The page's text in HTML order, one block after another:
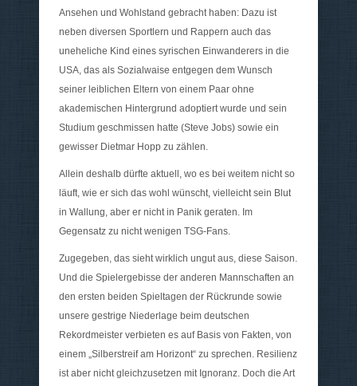
Ansehen und Wohlstand gebracht haben: Dazu ist
neben diversen Sportlern und Rappern auch das
uneheliche Kind eines syrischen Einwanderers in die
USA, das als Sozialwaise entgegen dem Wunsch
seiner leiblichen Eltern von einem Paar ohne
akademischen Hintergrund adoptiert wurde und sein
Studium geschmissen hatte (Steve Jobs) sowie ein
gewisser Dietmar Hopp zu zählen.
Allein deshalb dürfte aktuell, wo es bei weitem nicht so
läuft, wie er sich das wohl wünscht, vielleicht sein Blut
in Wallung, aber er nicht in Panik geraten. Im
Gegensatz zu nicht wenigen TSG-Fans.
Zugegeben, das sieht wirklich ungut aus, diese Saison.
Und die Spielergebisse der anderen Mannschaften an
den ersten beiden Spieltagen der Rückrunde sowie
unsere gestrige Niederlage beim deutschen
Rekordmeister verbieten es auf Basis von Fakten, von
einem „Silberstreif am Horizont“ zu sprechen. Resilienz
ist aber nicht gleichzusetzen mit Ignoranz. Doch die Art